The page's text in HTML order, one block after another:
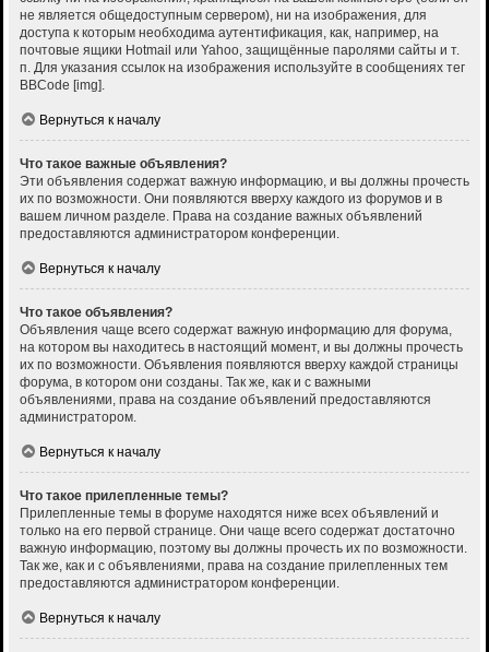
не является общедоступным сервером), ни на изображения, для
доступа к которым необходима аутентификация, как, например, на
почтовые ящики Hotmail или Yahoo, защищённые паролями сайты и т.
п. Для указания ссылок на изображения используйте в сообщениях тег
BBCode [img].
Вернуться к началу
Что такое важные объявления?
Эти объявления содержат важную информацию, и вы должны прочесть
их по возможности. Они появляются вверху каждого из форумов и в
вашем личном разделе. Права на создание важных объявлений
предоставляются администратором конференции.
Вернуться к началу
Что такое объявления?
Объявления чаще всего содержат важную информацию для форума,
на котором вы находитесь в настоящий момент, и вы должны прочесть
их по возможности. Объявления появляются вверху каждой страницы
форума, в котором они созданы. Так же, как и с важными
объявлениями, права на создание объявлений предоставляются
администратором.
Вернуться к началу
Что такое прилепленные темы?
Прилепленные темы в форуме находятся ниже всех объявлений и
только на его первой странице. Они чаще всего содержат достаточно
важную информацию, поэтому вы должны прочесть их по возможности.
Так же, как и с объявлениями, права на создание прилепленных тем
предоставляются администратором конференции.
Вернуться к началу